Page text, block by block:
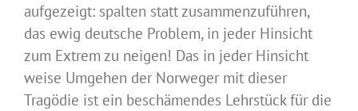
aufgezeigt: spalten statt zusammenzuführen,
das ewig deutsche Problem, in jeder Hinsicht
zum Extrem zu neigen! Das in jeder Hinsicht
weise Umgehen der Norweger mit dieser
Tragödie ist ein beschämendes Lehrstück für die